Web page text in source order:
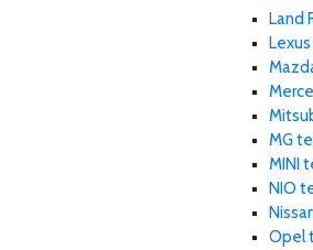
Land
MG
MINI
NIO
Opel